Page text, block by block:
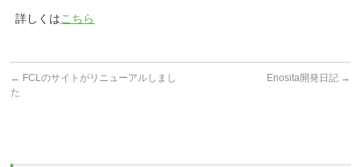
詳しくはこちら
← FCLのサイトがリニューアルしまし
た
Enosita開発日記 →